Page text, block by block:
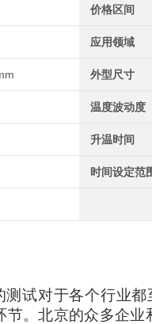
价格区间
应用领域
外型尺寸
温度波动度
升温时间
时间设定范
试对于各个行业
节。北京的众多企